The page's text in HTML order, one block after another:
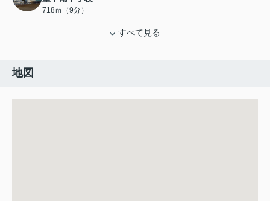
718ｍ（9分）
すべて見る
地図